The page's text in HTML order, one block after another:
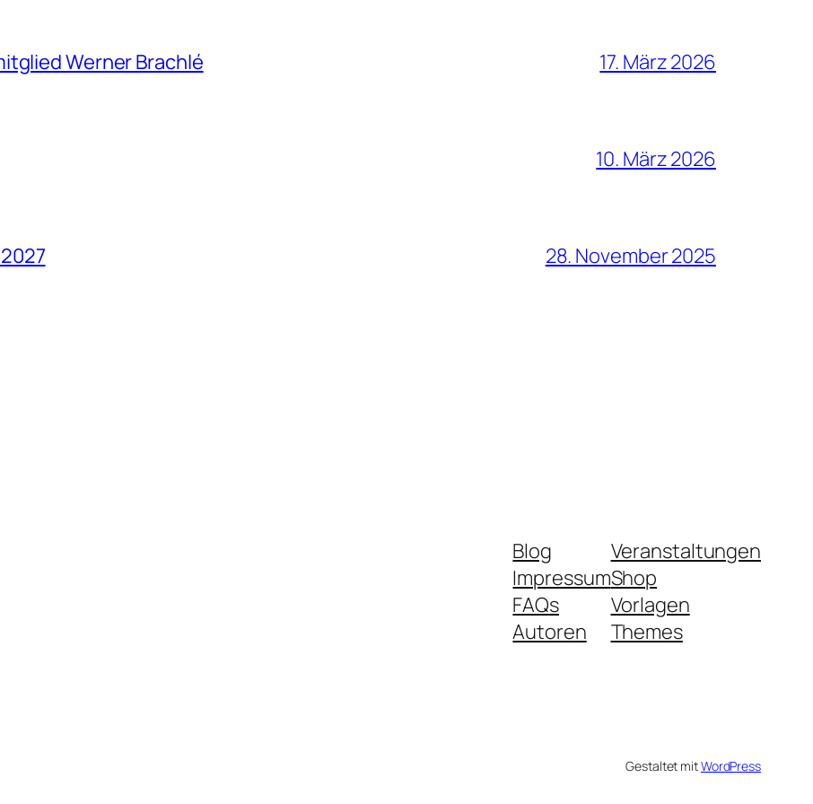
Werner Brachlé 17. März 2026
10. März 2026
28. November 2025
Blog
Impressum
FAQs
Autoren
Veranstaltungen
Shop
Vorlagen
Themes
Gestaltet mitWordPress